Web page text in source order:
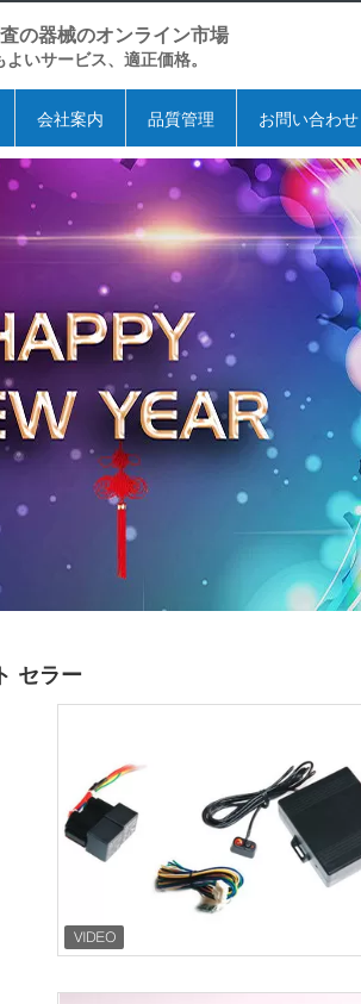
の器械のオンライン市場
よいサービス、適正価格。
会社案内 品質管理 お問い合わせ
セラー
土地の鉱物/石油探検のための低頻度の特
別なセンサーの探知器